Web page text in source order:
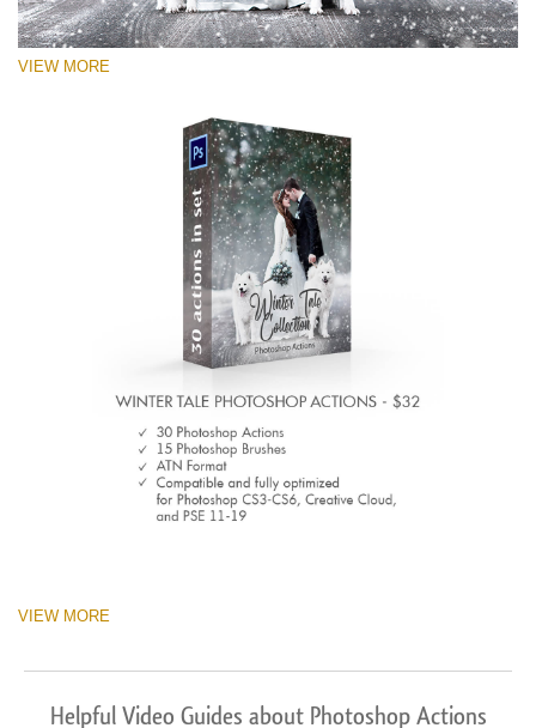
VIEW MORE
VIEW MORE
Helpful Video Guides about Photoshop Actions